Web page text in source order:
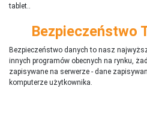
tablet..
Bezpieczeństwo
Bezpieczeństwo danych to nasz
innych programów obecnych na rynku, ż
zapisywane na serwerze - dane
komputerze użytkownika.